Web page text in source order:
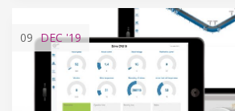
09 DEC'19